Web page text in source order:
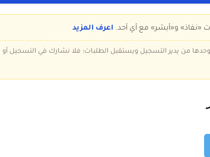
«نفاذ» و«أبشر» مع أي أحد. اعرف المزيد
وحدها من يدير التسجيل ويستقبل الطلبات؛ فلا نشارك في التسجيل أو